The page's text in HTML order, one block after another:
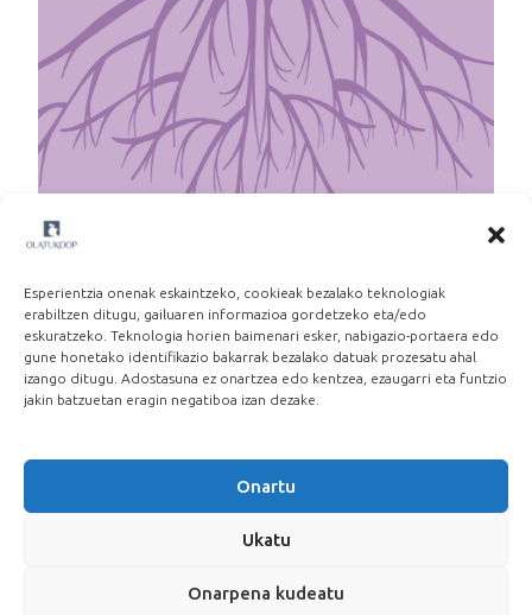
Esperientzia onenak eskaintzeko, cookieak bezalako teknologiak
erabiltzen ditugu, gailuaren informazioa gordetzeko eta/edo
eskuratzeko. Teknologia horien baimenari esker, nabigazio-portaera edo
gune honetako identifikazio bakarrak bezalako datuak prozesatu ahal
izango ditugu. Adostasuna ez onartzea edo kentzea, ezaugarri eta funtzio
jakin batzuetan eragin negatiboa izan dezake.
Onartu
Ukatu
Onarpena kudeatu